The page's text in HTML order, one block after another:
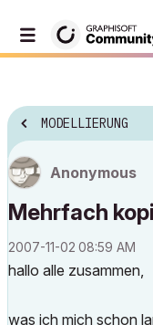
MODELLIERUNG
Anonymous
Mehrfach
‎2007-11-02 08:59 AM
hallo alle zusammen,
was ich mich schon